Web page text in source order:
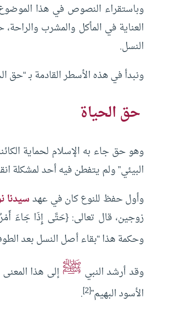
وباستقراء النصوص في هذا
العناية في المأكل والمشرب
النسل.
ونبدأ في هذه الأسطر القادمة بـ “حق
حق الحياة
وهو حق جاء به الإسلام لحماية
البيئي” ولم يتفطن فيه أحد لمشكلة
وأول حفظ للنوع كان في عهدسيدنا
وحكمة هذا “بقاء أصل النسل بعد
وقد أرشد النبي ﷺ إلى هذا
الأسود البهيم”[2]
.